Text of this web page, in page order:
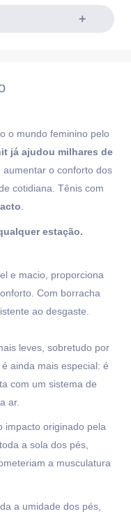
o mundo feminino pelo
já ajudou milhares de
o conforto dos
cotidiana. Tênis com
estação.
e macio, proporciona
Com borracha
ao desgaste.
leves, sobretudo por
ainda mais especial: é
com um sistema de
ar.
impacto originado pela
a sola dos pés,
a musculatura
a umidade dos pés,